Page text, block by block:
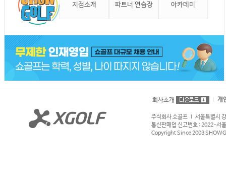
지점소개 파트너 연습장 아카데미
회사소개 개
주식회사 쇼골프 l 서울특별시
통신판매업 신고번호 : 2022-
Copyright Since 2003